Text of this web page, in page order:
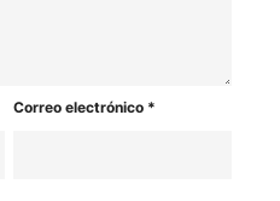
Correo electrónico *